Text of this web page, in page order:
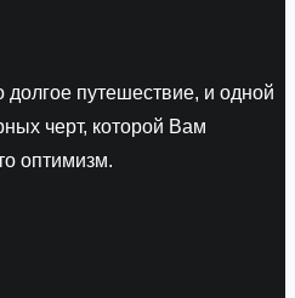
путешествие, и одной
черт, которой Вам
оптимизм.